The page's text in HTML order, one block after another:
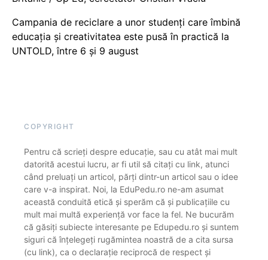
Campania de reciclare a unor studenți care îmbină
educația și creativitatea este pusă în practică la
UNTOLD, între 6 și 9 august
COPYRIGHT
Pentru că scrieți despre educație, sau cu atât mai mult
datorită acestui lucru, ar fi util să citați cu link, atunci
când preluați un articol, părți dintr-un articol sau o idee
care v-a inspirat. Noi, la EduPedu.ro ne-am asumat
această conduită etică și sperăm că și publicațiile cu
mult mai multă experiență vor face la fel. Ne bucurăm
că găsiți subiecte interesante pe Edupedu.ro și suntem
siguri că înțelegeți rugămintea noastră de a cita sursa
(cu link), ca o declarație reciprocă de respect și